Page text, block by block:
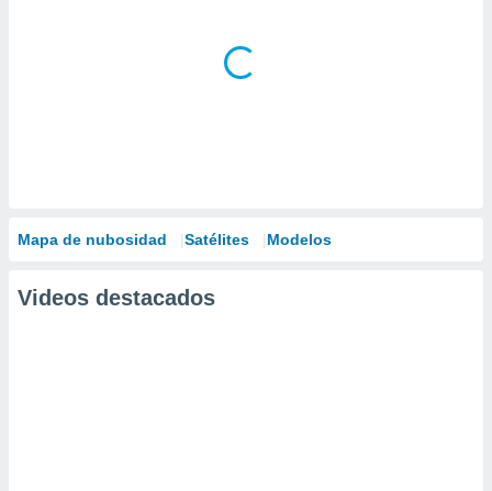
Mapa de nubosidad Satélites Modelos
Videos destacados